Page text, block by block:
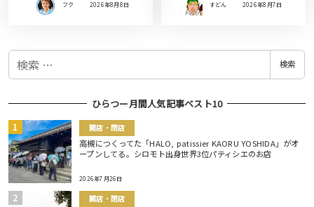
フク 2026年8月8日 すどん 2026年8月7日
検
検索
ひらつー月間人気記事ベスト10
開店・閉店
高槻につくってた「HALO, patissier KAORU YOSHIDA」がオ
ープンしてる。シロモト出身世界3位パティシエのお店
2026年7月26日
開店・閉店